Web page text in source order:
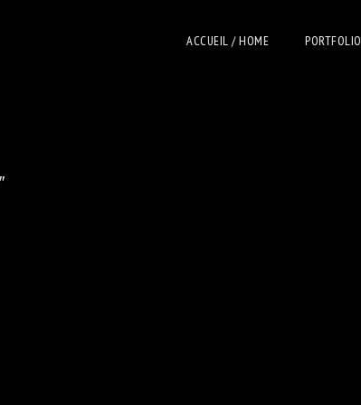
ACCUEIL / HOME PORTFOLIO